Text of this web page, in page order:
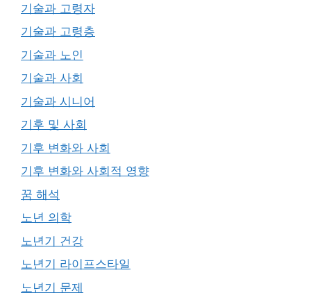
기술과 고령자
기술과 고령층
기술과 노인
기술과 사회
기술과 시니어
기후 및 사회
기후 변화와 사회
기후 변화와 사회적 영향
꿈 해석
노년 의학
노년기 건강
노년기 라이프스타일
노년기 문제